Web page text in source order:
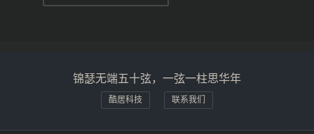
锦瑟无端五十弦，一弦一柱思华年
酷居科技 联系我们